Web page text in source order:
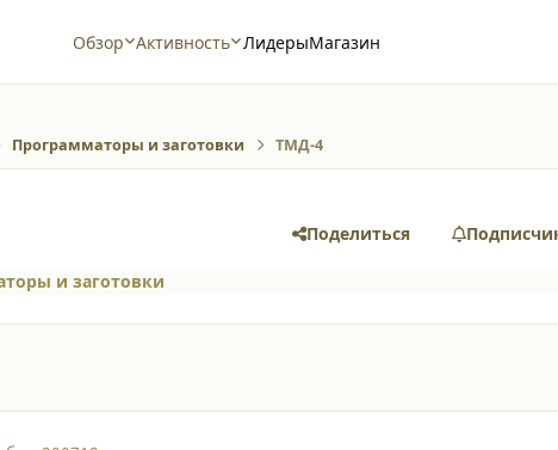
Обзор Активность ЛидерыМагазин
Программаторы и заготовки ТМД-4
Поделиться
и заготовки